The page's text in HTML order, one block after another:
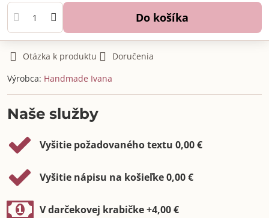
Do košíka
Otázka k produktu
Doručenia
Výrobca: Handmade Ivana
Naše služby
Vyšitie požadovaného textu 0,00 €
Vyšitie nápisu na košieľke 0,00 €
V darčekovej krabičke +4,00 €